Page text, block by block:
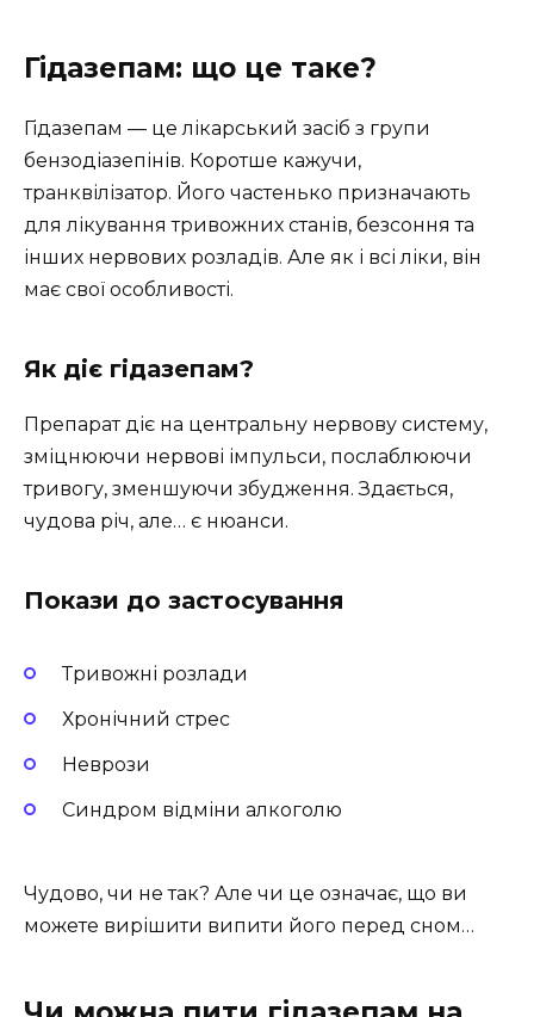
Гідазепам: що це таке?
Гідазепам — це лікарський засіб з групи
бензодіазепінів. Коротше кажучи,
транквілізатор. Його частенько призначають
для лікування тривожних станів, безсоння та
інших нервових розладів. Але як і всі ліки, він
має свої особливості.
Як діє гідазепам?
Препарат діє на центральну нервову систему,
зміцнюючи нервові імпульси, послаблюючи
тривогу, зменшуючи збудження. Здається,
чудова річ, але… є нюанси.
Покази до застосування
Тривожні розлади
Хронічний стрес
Неврози
Синдром відміни алкоголю
Чудово, чи не так? Але чи це означає, що ви
можете вирішити випити його перед сном…